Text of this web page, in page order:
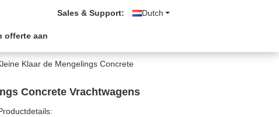
Dutch
Sales & Support:
offerte aan
Klaar de Mengelings Concrete
Concrete Vrachtwagens